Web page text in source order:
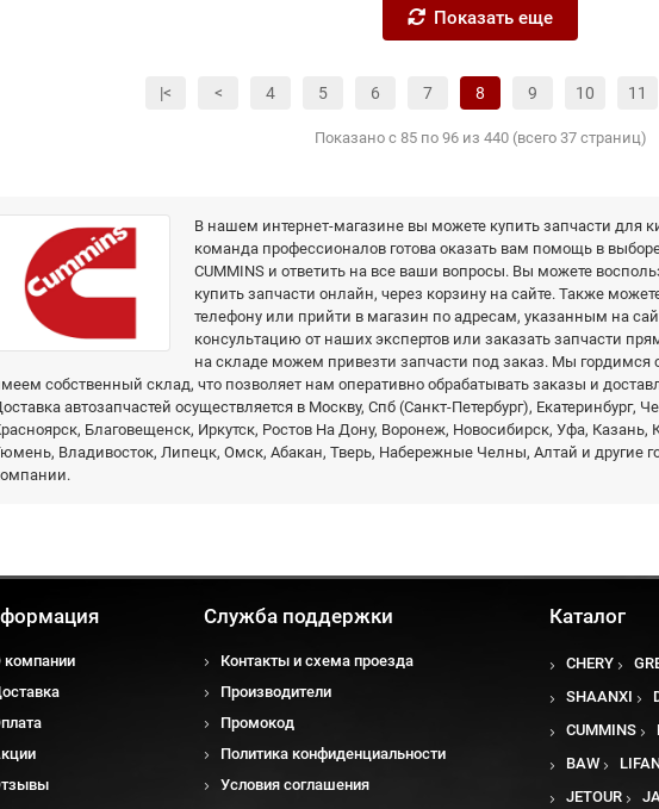
Показать еще
|< < 4 5 6 7 8 9 10 11
Показано с 85 по 96 из 440 (всего 37 страниц)
В нашем интернет-магазине вы можете купить запчасти для
команда профессионалов готова оказать вам помощь в
CUMMINS и ответить на все ваши вопросы. Вы можете
купить запчасти онлайн, через корзину на сайте. Также
телефону или прийти в магазин по адресам, указанным на
консультацию от наших экспертов или заказать запчасти
на складе можем привезти запчасти под заказ. Мы
собственный склад, что позволяет нам оперативно обрабатывать заказы и
автозапчастей осуществляется в Москву, Спб (Санкт-Петербург), Екатеринбург,
Благовещенск, Иркутск, Ростов На Дону, Воронеж, Новосибирск, Уфа,
Владивосток, Липецк, Омск, Абакан, Тверь, Набережные Челны, Алтай и другие
компании
Служба поддержки
Контакты и схема проезда
Производители
Промокод
Политика конфиденциальности
Условия соглашения
Каталог
CHERY
SHAANXI
CUMMINS
BAW
JETOUR